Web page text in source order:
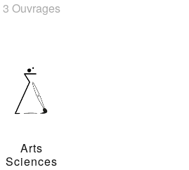
3 Ouvrages
Arts
Sciences